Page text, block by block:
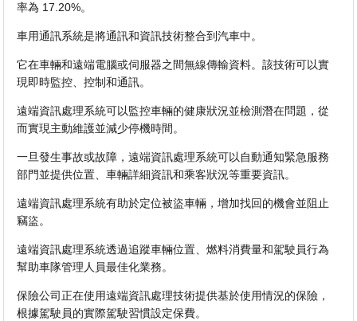
率為 17.20%。
車用通訊系統是將通訊和資訊技術整合到汽車中。
它在車輛和遠端電腦或伺服器之間無線傳輸資料。該技術可以實
現即時監控、控制和通訊。
遠端資訊處理系統可以監控車輛的健康狀況並檢測潛在問題，從
而實現主動維護並減少停機時間。
一旦發生事故或故障，遠端資訊處理系統可以自動通知緊急服務
部門並提供位置、車輛詳細資訊和乘客狀況等重要資訊。
遠端資訊處理系統有助於定位被盜車輛，增加找回的機會並阻止
竊盜。
遠端資訊處理系統透過追蹤車輛位置、燃料消費量和駕駛員行為
幫助車隊管理人員最佳化業務。
保險公司正在使用遠端資訊處理技術提供基於使用情況的保險，
根據駕駛員的實際駕駛習慣設定保費。